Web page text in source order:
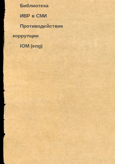
Библиотека
ИВР в СМИ
Противодействие
коррупции
IOM (eng)